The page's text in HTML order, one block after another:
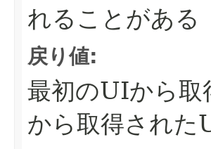
れることがある
戻り値:
最初のUIから取
から取得された